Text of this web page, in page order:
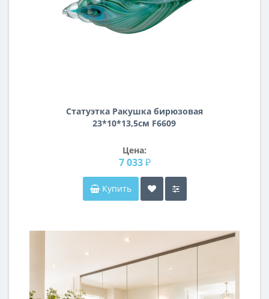
Статуэтка Ракушка бирюзовая
23*10*13,5см F6609
Цена:
7 033 ₽
Купить